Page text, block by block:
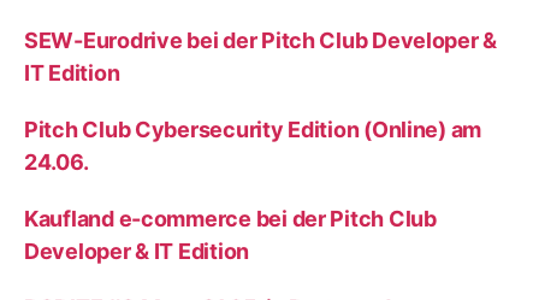
SEW-Eurodrive bei der Pitch Club Developer &
IT Edition
Pitch Club Cybersecurity Edition (Online) am
24.06.
Kaufland e-commerce bei der Pitch Club
Developer & IT Edition